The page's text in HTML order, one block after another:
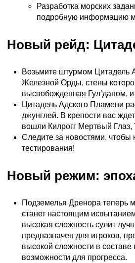
Разработка морских
подробную информацию
Новый рейд:
Возьмите штурмом Цитадель
Железной Орды, стены
высвобожденная Гул’даном,
Цитадель Адского Пламени
джунглей. В крепости вас
вошли Килрогг Мертвый
Следите за новостями, чтобы
тестирования!
Новый режим:
Подземелья Дренора теперь
станет настоящим
высокая сложность сулит
предназначен для игроков,
высокой сложности в
возможности для прогресса.